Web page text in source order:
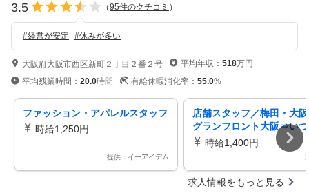
3.5 （95件のクチコミ ）
#経営が安定 #休みが多い
大阪府大阪市西区新町２丁目２番２号 平均年収： 518万円
平均残業時間： 20.0時間 有給休暇消化率： 55.0%
ファッション・アパレルスタッフ
時給1,250円
提供：イーアイデム
店舗スタッフ／梅田・大
グランフロント大阪⇒い
勤ラクラク
時給1,400円
求人情報をもっと見る